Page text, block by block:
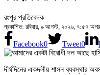
রংপুর প্রতিবেদক
প্রকাশিত: রবিবার, ৯ আগস্ট, ২০২৬, ৭:৫৭
Facebook0 Tweet0
দীর্ঘদিনের একদলীয় শাসন ব্যবস্থার